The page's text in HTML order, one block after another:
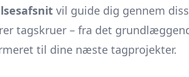
vil guide dig gennem
tagskruer – fra det
til dine næste tagprojekter.